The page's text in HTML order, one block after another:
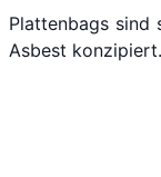
Plattenbags sind
Asbest konzipiert.